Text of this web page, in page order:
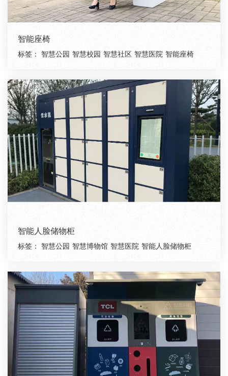
智能座椅
标签： 智慧公园 智慧校园 智慧社区 智慧医院 智能座椅
智能人脸储物柜
标签： 智慧公园 智慧博物馆 智慧医院 智能人脸储物柜